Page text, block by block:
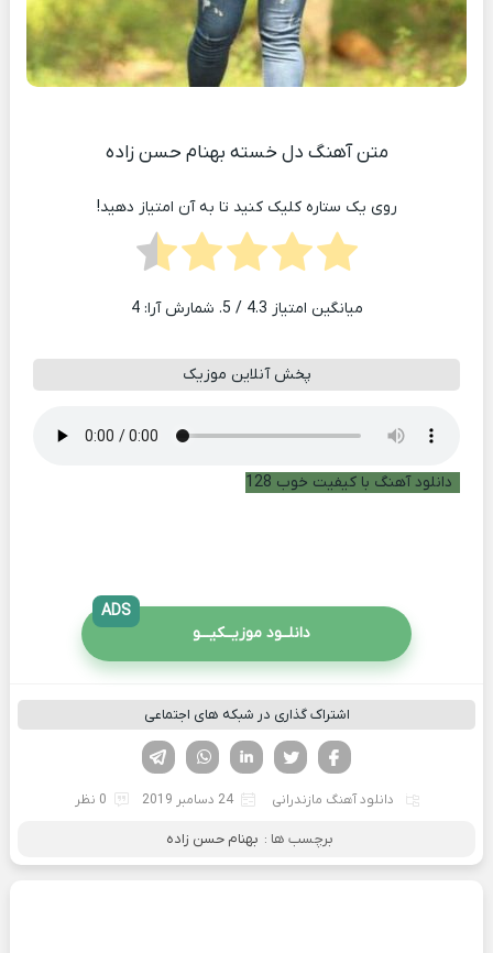
متن آهنگ دل خسته بهنام حسن زاده
روی یک ستاره کلیک کنید تا به آن امتیاز دهید!
میانگین امتیاز 4.3 / 5. شمارش آرا: 4
پخش آنلاین موزیک
دانلود آهنگ با کیفیت خوب 128
دانلــود موزیــکیـــو
ADS
اشتراک گذاری در شبکه های اجتماعی
لینکدین تویتر
فیسوک
دانلود آهنگ مازندرانی 24 دسامبر 2019 0 نظر
برچسب ها : بهنام حسن زاده